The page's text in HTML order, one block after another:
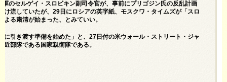
のセルゲイ・スロビキン副司令官が、事前にプリゴジン氏の反乱計画
け流していたが、29日に ロシアの英字紙、モスクワ・タイムズが「スロ
る粛清が始まった、とみていい。
に引き渡す準備を始めた」と、27日付の米ウォール・ストリート・ジャ
部隊である国家親衛隊である。